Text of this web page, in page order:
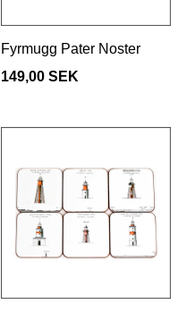
Fyrmugg Pater Noster
149,00 SEK